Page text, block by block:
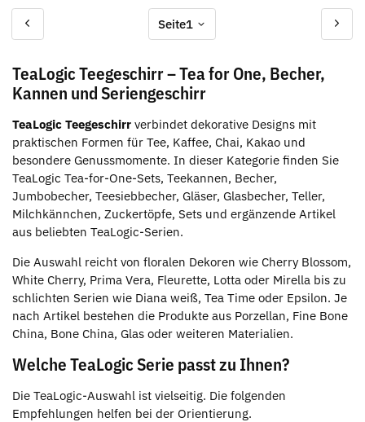
Seite1
TeaLogic Teegeschirr – Tea for One, Becher,
Kannen und Seriengeschirr
TeaLogic Teegeschirr verbindet dekorative Designs mit
praktischen Formen für Tee, Kaffee, Chai, Kakao und
besondere Genussmomente. In dieser Kategorie finden Sie
TeaLogic Tea-for-One-Sets, Teekannen, Becher,
Jumbobecher, Teesiebbecher, Gläser, Glasbecher, Teller,
Milchkännchen, Zuckertöpfe, Sets und ergänzende Artikel
aus beliebten TeaLogic-Serien.
Die Auswahl reicht von floralen Dekoren wie Cherry Blossom,
White Cherry, Prima Vera, Fleurette, Lotta oder Mirella bis zu
schlichten Serien wie Diana weiß, Tea Time oder Epsilon. Je
nach Artikel bestehen die Produkte aus Porzellan, Fine Bone
China, Bone China, Glas oder weiteren Materialien.
Welche TeaLogic Serie passt zu Ihnen?
Die TeaLogic-Auswahl ist vielseitig. Die folgenden
Empfehlungen helfen bei der Orientierung.